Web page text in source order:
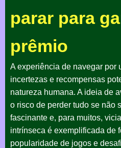
parar para
prêmio
A experiência de navegar por
incertezas e recompensas
natureza humana. A ideia de
o risco de perder tudo se não
fascinante e, para muitos,
intrínseca é exemplificada de
popularidade de jogos e